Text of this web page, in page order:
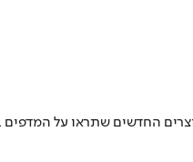
החדשים שתראו על המדפים